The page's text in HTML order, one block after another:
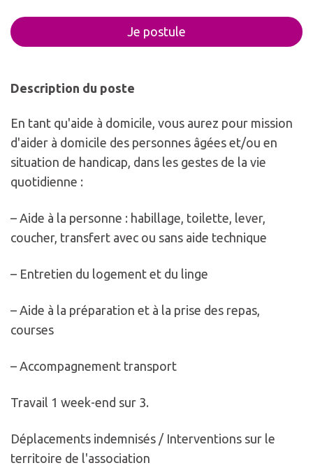
Je postule
Description du poste
En tant qu'aide à domicile, vous aurez pour mission
d'aider à domicile des personnes âgées et/ou en
situation de handicap, dans les gestes de la vie
quotidienne :
– Aide à la personne : habillage, toilette, lever,
coucher, transfert avec ou sans aide technique
– Entretien du logement et du linge
– Aide à la préparation et à la prise des repas,
courses
– Accompagnement transport
Travail 1 week-end sur 3.
Déplacements indemnisés / Interventions sur le
territoire de l'association